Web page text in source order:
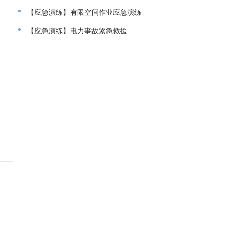
【应急演练】有限空间作业应急演练
【应急演练】电力事故紧急救援